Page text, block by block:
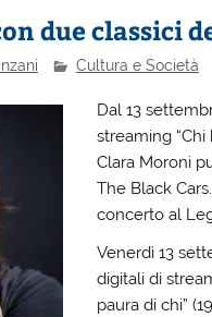
due classici
Cultura e Società
Dal 13
streaming “Chi
Clara Moroni
The Black
concerto al
Venerdì 13
digitali di
paura di chi”